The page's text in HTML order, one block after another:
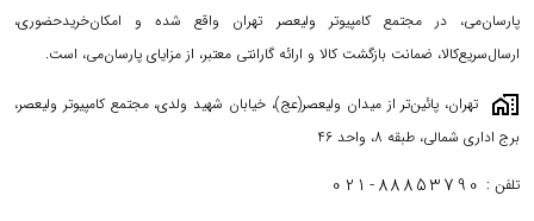
پارسان‌می، در مجتمع کامپیوتر ولیعصر تهران واقع شده و امکان‌خریدحضوری،
ارسال‌سریع‌کالا، ضمانت بازگشت کالا و ارائه گارانتی معتبر، از مزایای پارسان‌می، است.
maps_home_work
تهران، پائین‌تر از میدان ولیعصر(عج)، خیابان شهید ولدی، مجتمع کامپیوتر ولیعصر،
برج اداری شمالی، طبقه 8، واحد 46
تلفن : 021-88853790